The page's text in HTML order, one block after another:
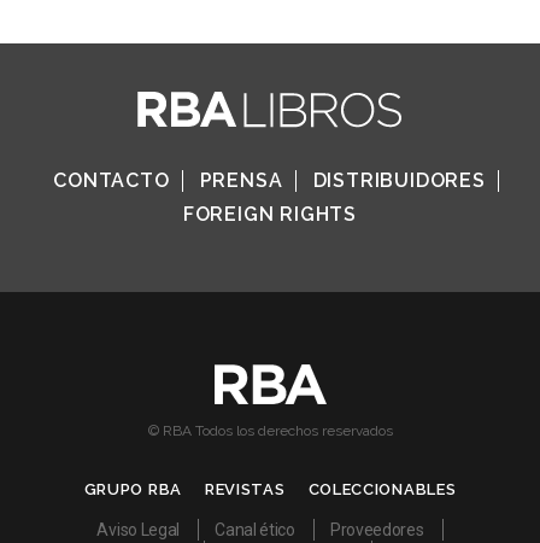
CONTACTO PRENSA
DISTRIBUIDORES
FOREIGN RIGHTS
© RBA Todos los derechos reservados
GRUPO RBA REVISTAS COLECCIONABLES
Aviso Legal Canal ético
Proveedores